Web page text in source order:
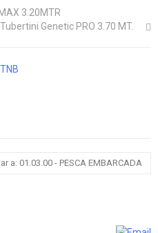
3.20MTR
Genetic PRO 3.70 MT.
a: 01.03.00 - PESCA EMBARCADA